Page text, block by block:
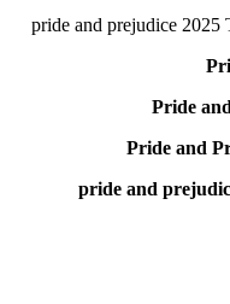
Pride
Pride and
pride and